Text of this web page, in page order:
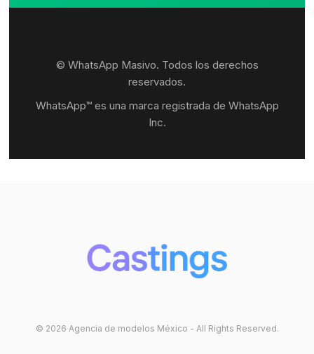
© WhatsApp Masivo. Todos los derechos
reservados.
WhatsApp™ es una marca registrada de WhatsApp
Inc.
© 2026 Agencia de modelos México - All Rights Reserved.